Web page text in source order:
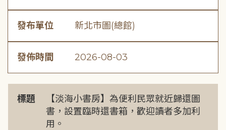
發布單位 新北市圖(總館)
發佈時間 2026-08-03
標題
【淡海小書房】為便利民眾就近歸還圖
書，設置臨時還書箱，歡迎讀者多加利
用。